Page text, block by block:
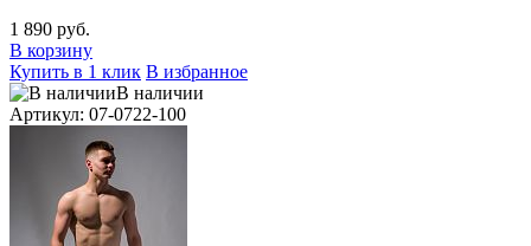
1 890 руб.
В корзину
Купить в 1 клик В избранное
В наличии
Артикул: 07-0722-100